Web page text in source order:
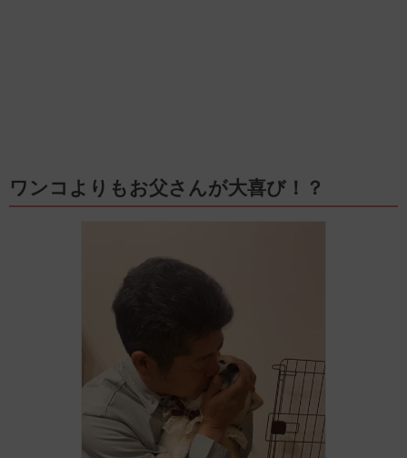
ワンコよりもお父さんが大喜び！？